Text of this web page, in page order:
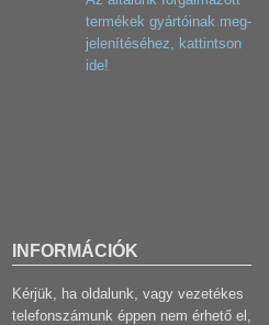
INFORMÁCIÓK
Kérjük, ha oldalunk, vagy vezetékes
telefonszámunk éppen nem érhető el,
termékek gyártóinak meg-
jelenítéséhez, kattintson
ide!